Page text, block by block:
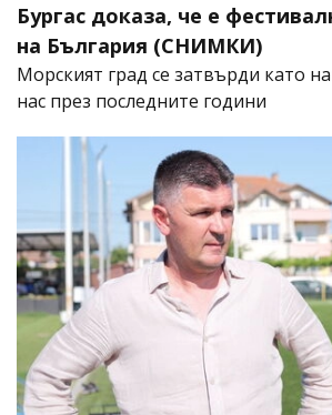
Бургас доказа, че е
на България (СНИМКИ)
Морският град се затвърди като
нас през последните години